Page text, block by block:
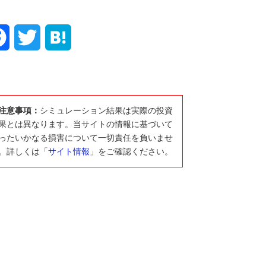
e
b
o
t
t
e
n
a
意事項： シミュレーション結果は実際の投資
とは異なります。当サイトの情報に基づいて
たいかなる損害について一切責任を負いませ
詳しくは「サイト情報 」をご確認ください。